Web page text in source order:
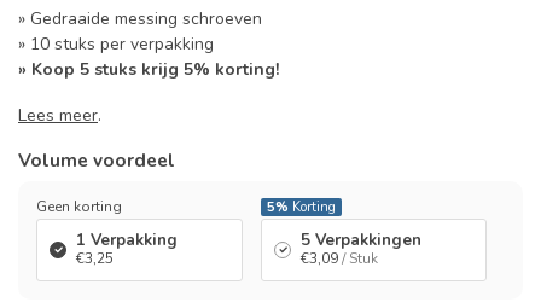
» Gedraaide messing schroeven
» 10 stuks per verpakking
» Koop 5 stuks krijg 5% korting!
Lees meer.
Volume voordeel
Geen korting
1 Verpakking
€3,25
5% Korting
5 Verpakkingen
€3,09/ Stuk